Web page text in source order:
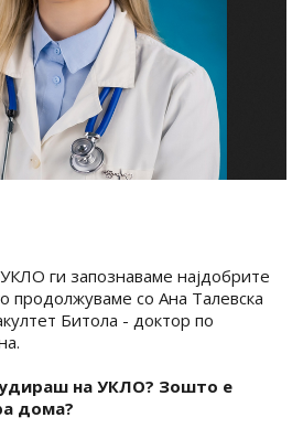
ги запознаваме најдобрите
продолжуваме со Ана Талевска
Битола - доктор по
на УКЛО? Зошто е
дома?